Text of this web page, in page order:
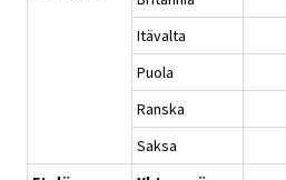
Itävalta
Puola
Ranska
Saksa